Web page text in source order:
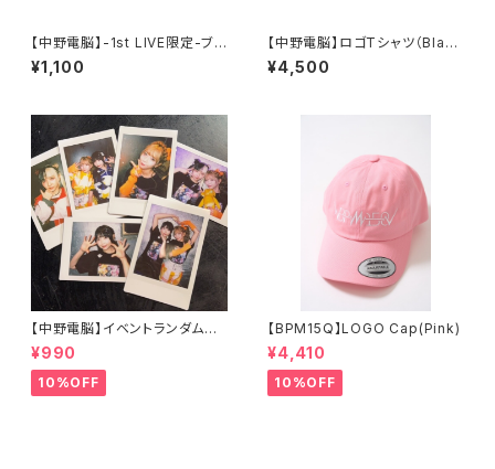
【中野電脳】-1st LIVE限定-ブ
ロマイドセット
¥1,100
【中野電脳】ロゴTシャツ（Blac
k）
¥4,500
【中野電脳】イベントランダムチ
ェキ3/28電中電東祭
¥990
10%OFF
【BPM15Q】LOGO Cap(Pink)
¥4,410
10%OFF